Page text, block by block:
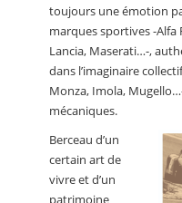
toujours une émotion
marques sportives -Alfa
Lancia, Maserati…-,
dans l’imaginaire
Monza, Imola,
mécaniques.
Berceau d’un
certain art de
vivre et d’un
patrimoine